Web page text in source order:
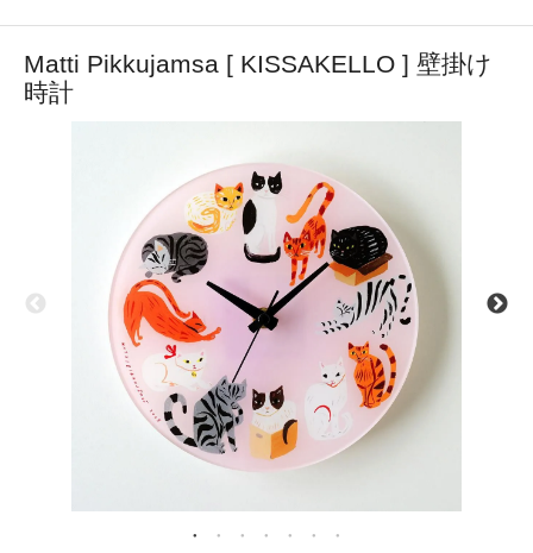
Matti Pikkujamsa [ KISSAKELLO ] 壁掛け
時計